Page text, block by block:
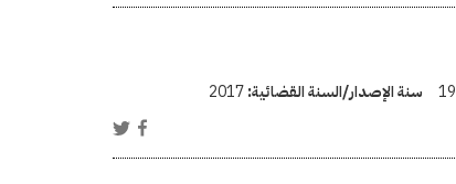
سنة الإصدار/السنة القضائية:2017